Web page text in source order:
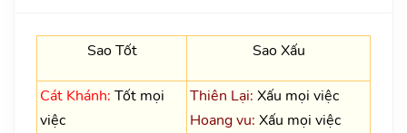
Sao Tốt Sao Xấu
Cát Khánh: Tốt mọi
việc
Thiên Lại: Xấu mọi việc
Hoang vu: Xấu mọi việc